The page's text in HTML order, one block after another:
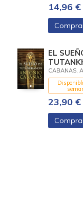
14,96 €
EL
CABANAS,
23,90 €